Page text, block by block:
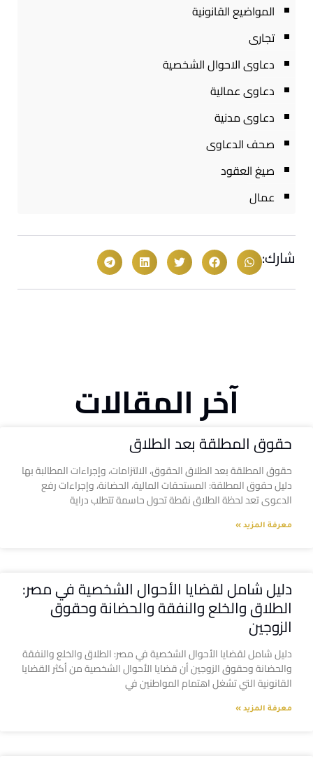
المواضيع القانونية
تجارى
دعاوى الاحوال الشخصية
دعاوى عمالية
دعاوى مدنية
صحف الدعاوى
صيغ العقود
عمال
شارك:
آخر المقالات
حقوق المطلقة بعد الطلاق
حقوق المطلقة بعد الطلاق الحقوق، الالتزامات، وإجراءات المطالبة بها
دليل حقوق المطلقة: المستحقات المالية، الحضانة، وإجراءات رفع
الدعوى تعد لحظة الطلاق نقطة تحول حاسمة تتطلب دراية
معرفة المزيد »
دليل شامل لقضايا الأحوال الشخصية في مصر:
الطلاق والخلع والنفقة والحضانة وحقوق
الزوجين
دليل شامل لقضايا الأحوال الشخصية في مصر: الطلاق والخلع والنفقة
والحضانة وحقوق الزوجين أن قضايا الأحوال الشخصية من أكثر القضايا
القانونية التي تشغل اهتمام المواطنين في
معرفة المزيد »